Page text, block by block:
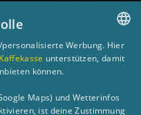
GERMAN
Werbung. Hier
unterstützen, damit
können.
Maps) und Wetterinfos
ist deine Zustimmung